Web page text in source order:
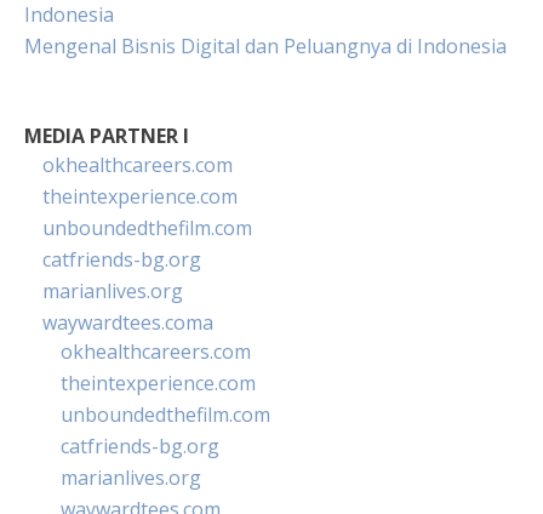
Indonesia
Mengenal Bisnis Digital dan Peluangnya di Indonesia
MEDIA PARTNER I
okhealthcareers.com
theintexperience.com
unboundedthefilm.com
catfriends-bg.org
marianlives.org
waywardtees.coma
okhealthcareers.com
theintexperience.com
unboundedthefilm.com
catfriends-bg.org
marianlives.org